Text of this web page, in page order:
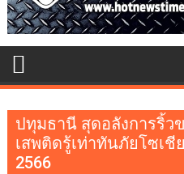
ปทุมธานี สุดอลังการริ้
เสพติดรู้เท่าทันภัยโซเชี
2566